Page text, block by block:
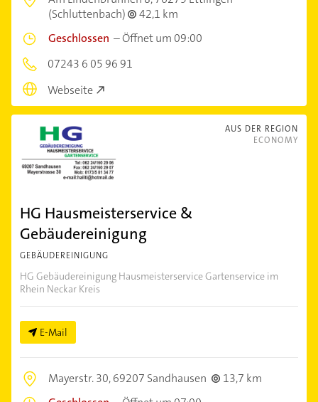
(Schluttenbach)
42,1 km
Geschlossen –Öffnet um 09:00
07243 6 05 96 91
Webseite
AUS DER REGION
ECONOMY
HG Hausmeisterservice &
Gebäudereinigung
GEBÄUDEREINIGUNG
HG Gebäudereinigung Hausmeisterservice Gartenservice im
Rhein Neckar Kreis
E-Mail
Mayerstr. 30,69207 Sandhausen
13,7 km